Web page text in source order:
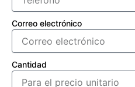
Correo electrónico
Cantidad